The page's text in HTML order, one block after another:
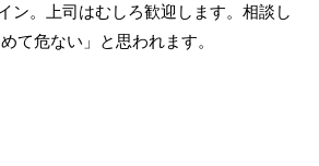
ン。上司はむしろ歓迎します。相談し
て危ない」と思われます。